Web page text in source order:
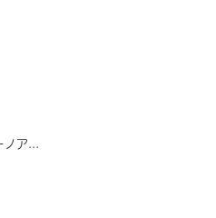
Mercato d'ametista @イタリアーノアランチャ